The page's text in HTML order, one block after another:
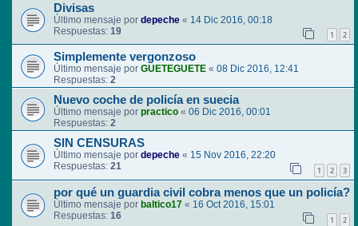
Divisas
Último mensaje por depeche « 14 Dic 2016, 00:18
Respuestas: 19 1 2
Simplemente vergonzoso
Último mensaje por GUETEGUETE « 08 Dic 2016, 12:41
Respuestas: 2
Nuevo coche de policía en suecia
Último mensaje por practico « 06 Dic 2016, 00:01
Respuestas: 2
SIN CENSURAS
Último mensaje por depeche « 15 Nov 2016, 22:20
Respuestas: 21 1 2 3
por qué un guardia civil cobra menos que un policía?
Último mensaje por baltico17 « 16 Oct 2016, 15:01
Respuestas: 16 1 2